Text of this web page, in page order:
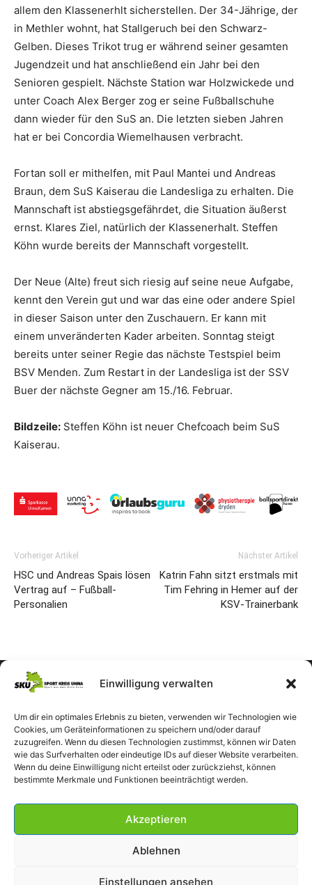
Einwilligung verwalten
Um dir ein optimales Erlebnis zu bieten, verwenden wir Technologien wie
Cookies, um Geräteinformationen zu speichern und/oder darauf
zuzugreifen. Wenn du diesen Technologien zustimmst, können wir Daten
wie das Surfverhalten oder eindeutige IDs auf dieser Website verarbeiten.
Wenn du deine Einwilligung nicht erteilst oder zurückziehst, können
bestimmte Merkmale und Funktionen beeinträchtigt werden.
Akzeptieren
Ablehnen
Einstellungen ansehen
allem den Klassenerhlt sicherstellen. Der 34-Jährige, der
in Methler wohnt, hat Stallgeruch bei den Schwarz-
Gelben. Dieses Trikot trug er während seiner gesamten
Jugendzeit und hat anschließend ein Jahr bei den
Senioren gespielt. Nächste Station war Holzwickede und
unter Coach Alex Berger zog er seine Fußballschuhe
dann wieder für den SuS an. Die letzten sieben Jahren
hat er bei Concordia Wiemelhausen verbracht.
Fortan soll er mithelfen, mit Paul Mantei und Andreas
Braun, dem SuS Kaiserau die Landesliga zu erhalten. Die
Mannschaft ist abstiegsgefährdet, die Situation äußerst
ernst. Klares Ziel, natürlich der Klassenerhalt. Steffen
Köhn wurde bereits der Mannschaft vorgestellt.
Der Neue (Alte) freut sich riesig auf seine neue Aufgabe,
kennt den Verein gut und war das eine oder andere Spiel
in dieser Saison unter den Zuschauern. Er kann mit
einem unveränderten Kader arbeiten. Sonntag steigt
bereits unter seiner Regie das nächste Testspiel beim
BSV Menden. Zum Restart in der Landesliga ist der SSV
Buer der nächste Gegner am 15./16. Februar.
Bildzeile: Steffen Köhn ist neuer Chefcoach beim SuS
Kaiserau.
Vorheriger Artikel
HSC und Andreas Spais lösen
Vertrag auf – Fußball-
Personalien
Nächster Artikel
Katrin Fahn sitzt erstmals mit
Tim Fehring in Hemer auf der
KSV-Trainerbank